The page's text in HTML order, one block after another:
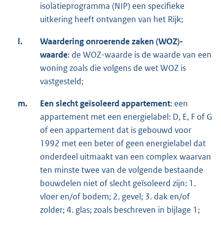
isolatieprogramma (NIP) een specifieke
uitkering heeft ontvangen van het Rijk;
l.
Waardering onroerende zaken (WOZ)-
waarde: de WOZ-waarde is de waarde van een
woning zoals die volgens de wet WOZ is
vastgesteld;
m. Een slecht geïsoleerd appartement: een
appartement met een energielabel: D, E, F of G
of een appartement dat is gebouwd voor
1992 met een beter of geen energielabel dat
onderdeel uitmaakt van een complex waarvan
ten minste twee van de volgende bestaande
bouwdelen niet of slecht geïsoleerd zijn: 1.
vloer en/of bodem; 2. gevel; 3. dak en/of
zolder; 4. glas; zoals beschreven in bijlage 1;